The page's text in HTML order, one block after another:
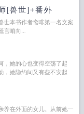
[兽世]+番外
世本书作者斋啡第一名文案
言哨向...
，她的心也变得空荡了起
，她隐约间又有些不安起
养在外面的女儿。从前她一